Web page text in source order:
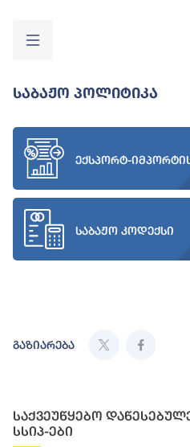
Საბაჟო Პოლიტიკა
ექსპორტ-
საბაჟო კოდექსი
გაზიარება
საქვეუწყებო
სსიპ-ები